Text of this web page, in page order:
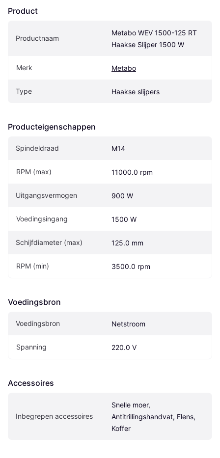
Product
Productnaam
Metabo WEV 1500-125 RT
Haakse Slijper 1500 W
Merk Metabo
Type Haakse slijpers
Producteigenschappen
Spindeldraad M14
RPM (max) 11000.0 rpm
Uitgangsvermogen 900 W
Voedingsingang 1500 W
Schijfdiameter (max) 125.0 mm
RPM (min) 3500.0 rpm
Voedingsbron
Voedingsbron Netstroom
Spanning 220.0 V
Accessoires
Inbegrepen accessoires
Snelle moer,
Antitrillingshandvat, Flens,
Koffer